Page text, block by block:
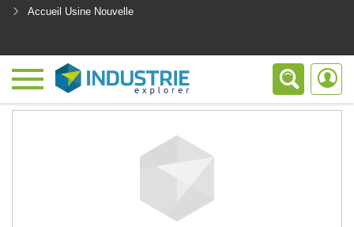
Accueil Usine Nouvelle